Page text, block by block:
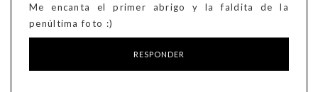
Me encanta el primer abrigo y la faldita de la
penúltima foto :)
RESPONDER